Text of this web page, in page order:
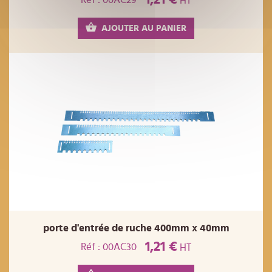
AJOUTER AU PANIER
porte d'entrée de ruche 400mm x 40mm
Réf : 00AC30
1,21 € HT